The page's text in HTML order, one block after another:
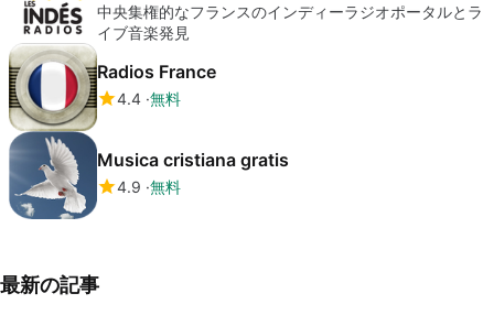
中央集権的なフランスのインディーラジオポータルとラ
イブ音楽発見
Radios France
4.4 無料
Musica cristiana gratis
4.9 無料
最新の記事